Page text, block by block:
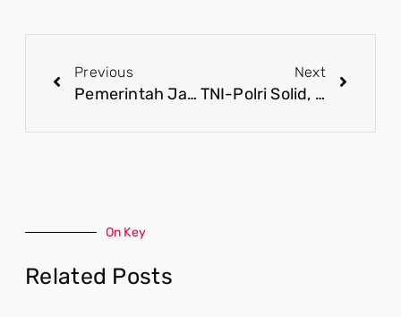
Previous
Pemerintah Jamin Penegakan Hukum Berjalan Tegas Sesuai Aspirasi 17+8
Next
TNI-Polri Solid, Masyarakat Wajib Sampaikan Aspirasi Secara Bijak
On Key
Related Posts